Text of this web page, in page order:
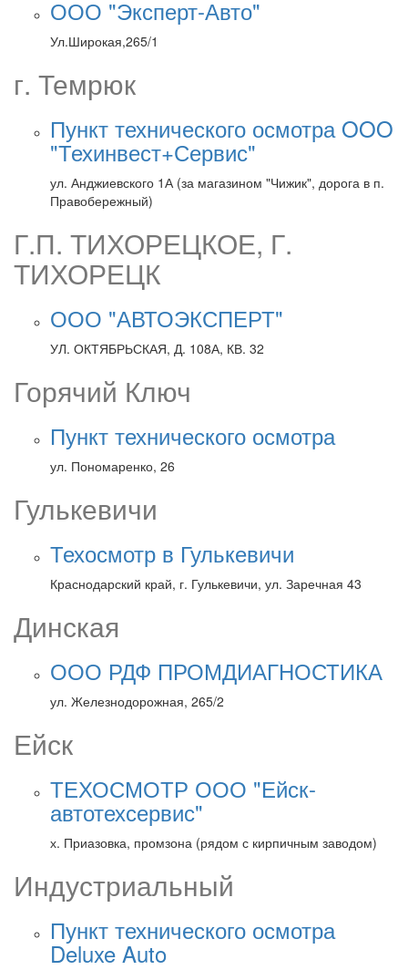
ООО "Эксперт-Авто"
Ул.Широкая,265/1
г. Темрюк
Пункт технического осмотра OOO
"Техинвест+Сервис"
ул. Анджиевского 1А (за магазином "Чижик", дорога в п.
Правобережный)
Г.П. ТИХОРЕЦКОЕ, Г.
ТИХОРЕЦК
ООО "АВТОЭКСПЕРТ"
УЛ. ОКТЯБРЬСКАЯ, Д. 108А, КВ. 32
Горячий Ключ
Пункт технического осмотра
ул. Пономаренко, 26
Гулькевичи
Техосмотр в Гулькевичи
Краснодарский край, г. Гулькевичи, ул. Заречная 43
Динская
ООО РДФ ПРОМДИАГНОСТИКА
ул. Железнодорожная, 265/2
Ейск
ТЕХОСМОТР ООО "Ейск-
автотехсервис"
х. Приазовка, промзона (рядом с кирпичным заводом)
Индустриальный
Пункт технического осмотра
Deluxe Auto